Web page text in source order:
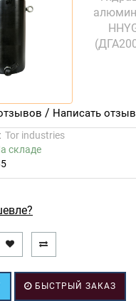
/ Написать отзыв
Tor industries
складе
БЫСТРЫЙ ЗАКАЗ